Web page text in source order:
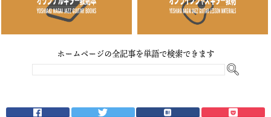
ホームページの全記事を単語で検索できます